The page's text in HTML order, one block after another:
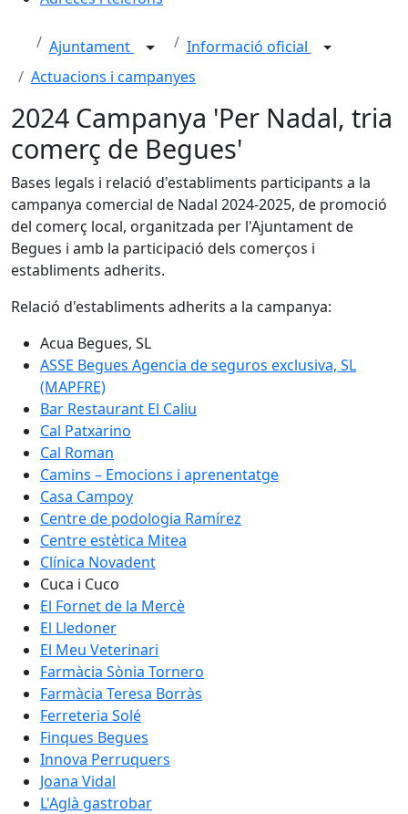
Ajuntament
Informació oficial
Actuacions i campanyes
2024 Campanya 'Per Nadal, tria
comerç de Begues'
Bases legals i relació d'establiments participants a la
campanya comercial de Nadal 2024-2025, de promoció
del comerç local, organitzada per l'Ajuntament de
Begues i amb la participació dels comerços i
establiments adherits.
Relació d'establiments adherits a la campanya:
Acua Begues, SL
ASSE Begues Agencia de seguros exclusiva, SL
(MAPFRE)
Bar Restaurant El Caliu
Cal Patxarino
Cal Roman
Camins – Emocions i aprenentatge
Casa Campoy
Centre de podologia Ramírez
Centre estètica Mitea
Clínica Novadent
Cuca i Cuco
El Fornet de la Mercè
El Lledoner
El Meu Veterinari
Farmàcia Sònia Tornero
Farmàcia Teresa Borràs
Ferreteria Solé
Finques Begues
Innova Perruquers
Joana Vidal
L'Aglà gastrobar